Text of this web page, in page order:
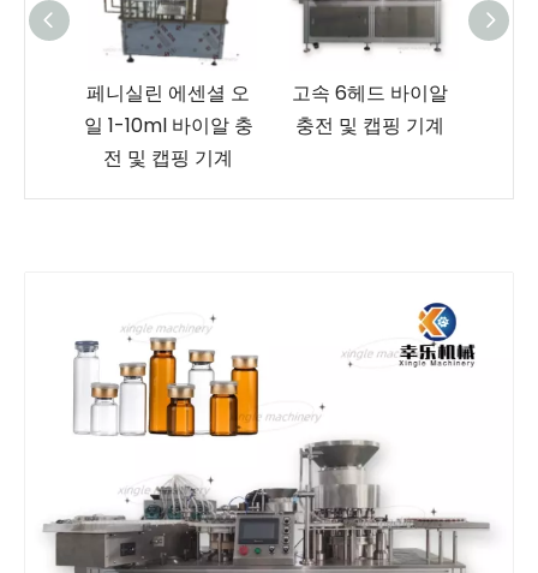
페니실린 에센셜 오
일 1-10ml 바이알 충
전 및 캡핑 기계
고속 6헤드 바이알
충전 및 캡핑 기계